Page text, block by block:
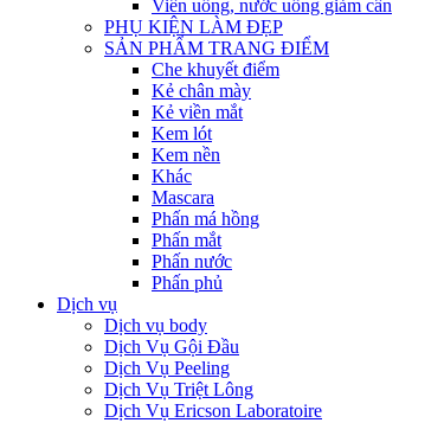
Viên uống, nước uống giảm cân
PHỤ KIỆN LÀM ĐẸP
SẢN PHẨM TRANG ĐIỂM
Che khuyết điểm
Kẻ chân mày
Kẻ viền mắt
Kem lót
Kem nền
Khác
Mascara
Phấn má hồng
Phấn mắt
Phấn nước
Phấn phủ
Dịch vụ
Dịch vụ body
Dịch Vụ Gội Đầu
Dịch Vụ Peeling
Dịch Vụ Triệt Lông
Dịch Vụ Ericson Laboratoire